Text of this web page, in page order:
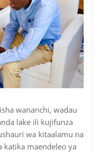
wananchi, wadau
lake ili kujifunza
wa kitaalamu na
katika maendeleo ya